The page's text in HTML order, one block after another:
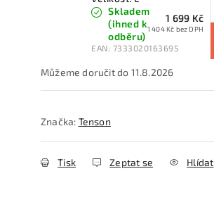
Skladem
(ihned k
odběru)
EAN: 7333020163695
1 699 Kč
1 404 Kč bez DPH
11.8.2026
Značka: Tenson
Tisk Zeptat se Hlídat